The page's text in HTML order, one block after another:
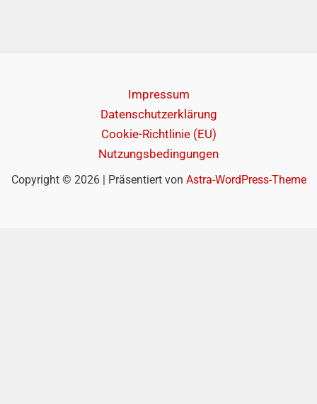
Impressum
Datenschutzerklärung
Cookie-Richtlinie (EU)
Nutzungsbedingungen
Copyright © 2026 | Präsentiert von Astra-WordPress-Theme